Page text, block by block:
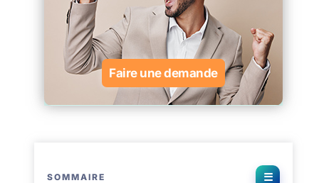
SOMMAIRE
Faire une demande